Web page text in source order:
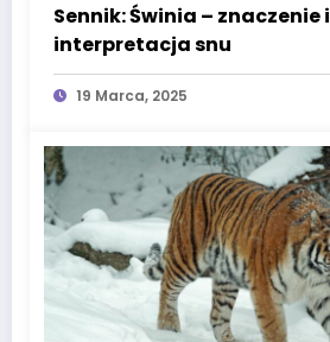
Sennik: Świnia – znaczenie i
interpretacja snu
19 Marca, 2025